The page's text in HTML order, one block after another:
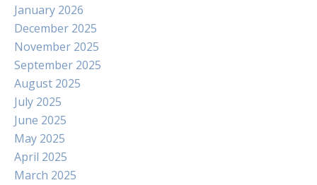
January 2026
December 2025
November 2025
September 2025
August 2025
July 2025
June 2025
May 2025
April 2025
March 2025